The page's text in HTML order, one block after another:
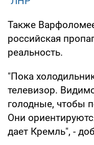
Также
российская
реальность.
"Пока
телевизор.
голодные, чтобы
Они
дает Кремль", -